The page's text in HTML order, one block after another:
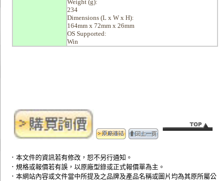
Weight (g):
234
Dimensions (L x W x H):
164mm x 72mm x 26mm
OS Supported:
Win
．本文件的資訊若有修改，恕不另行通知。
．規格或報價若有誤，以原廠型錄或正式報價單為主。
．本網站內容或文件當中所提及之品牌及產品名稱或圖片均為其原所屬公